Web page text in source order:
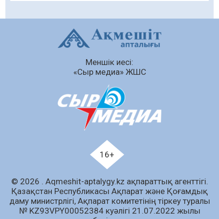
Зәулім ғимараттарда туған жерді түлеткен
азаматтардың қолтаңбасы бар
Еңбегі ерлікпен тең мамандық
Кенеге қарсы залалсыздандыру жұмыстары
жүргізілуде
07.08.2026 95 0
Меншік иесі:
«Сыр медиа» ЖШС
16+
© 2026 . Аqmeshit-aptalygy.kz ақпараттық агенттігі.
Қазақстан Республикасы Ақпарат және Қоғамдық
даму министрлігі, Ақпарат комитетінің тіркеу туралы
№ KZ93VPY00052384 куәлігі 21.07.2022 жылы